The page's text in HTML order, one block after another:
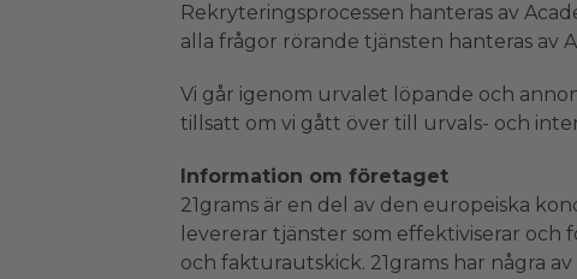
Rekryteringsprocessen hanteras av
alla frågor rörande tjänsten hanteras av
Vi går igenom urvalet löpande och
tillsatt om vi gått över till urvals- och
Information om företaget
21grams är en del av den europeiska
levererar tjänster som effektiviserar och
och fakturautskick. 21grams har några